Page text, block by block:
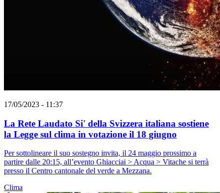
17/05/2023 - 11:37
La Rete Laudato Si' della Svizzera italiana sostiene
la Legge sul clima in votazione il 18 giugno
Per sottolineare il suo sostegno invita, il 24 maggio prossimo a
partire dalle 20:15, all’evento Ghiacciai > Acqua > Vitache si terrà
presso il Centro cantonale del verde a Mezzana.
Clima